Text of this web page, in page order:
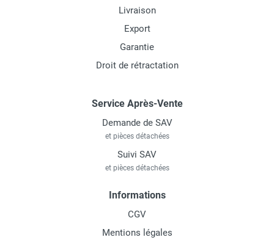
Livraison
Export
Garantie
Droit de rétractation
Service Après-Vente
Demande de SAV
et pièces détachées
Suivi SAV
et pièces détachées
Informations
CGV
Mentions légales